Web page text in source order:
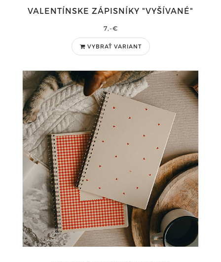
VALENTÍNSKE ZÁPISNÍKY "VYŠÍVANÉ"
7,-€
VYBRAŤ VARIANT